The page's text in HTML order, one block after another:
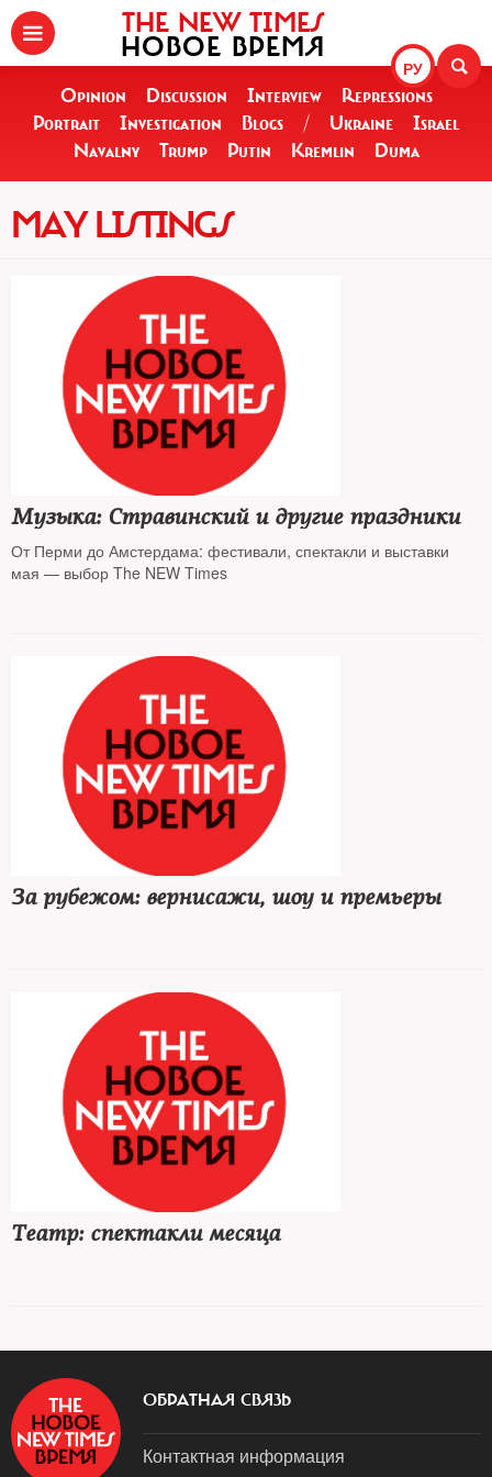
РУ
THE NEW TIMES
НОВОЕ ВРЕМЯ
Opinion Discussion Interview
Repressions
Portrait
Investigation Blogs / Ukraine
Israel
Navalny
Trump Putin Kremlin Duma
MAY LISTINGS
Музыка: Стравинский и другие праздники
От Перми до Амстердама: фестивали, спектакли и выставки
мая — выбор The NEW Times
За рубежом: вернисажи, шоу и премьеры
Театр: спектакли месяца
ОБРАТНАЯ СВЯЗЬ
Контактная информация